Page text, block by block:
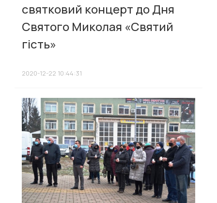
святковий концерт до Дня
Святого Миколая «Святий
гість»
2020-12-22 10:44:31